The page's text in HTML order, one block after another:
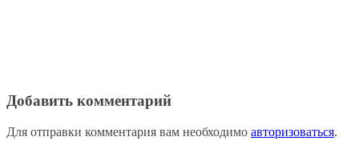
Добавить комментарий
Для отправки комментария вам необходимо авторизоваться.